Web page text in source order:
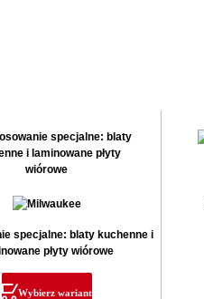
specjalne: blaty kuchenne i
płyty wiórowe
Wybierz wariant